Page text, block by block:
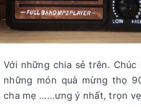
Với những chia sẻ trên.
những món quà mừng thọ
cha mẹ ......ưng ý nhất, trọn